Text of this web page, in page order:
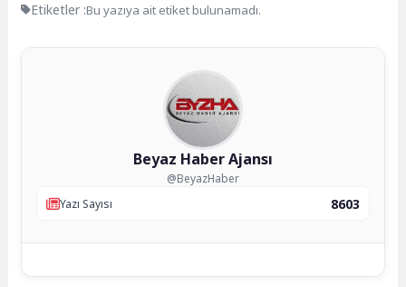
Etiketler :Bu yazıya ait etiket bulunamadı.
Beyaz Haber Ajansı
@BeyazHaber
Yazı Sayısı
8603